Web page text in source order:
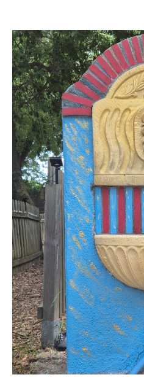
Contacto
Situación y acceso
Formulario de contacto
Documentación
Noticias
Casa móvil y tarifas
Parcela y tarifas
Habitación por noche y precios